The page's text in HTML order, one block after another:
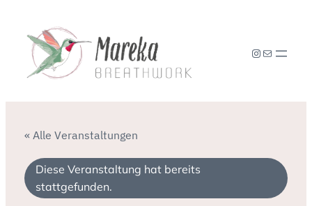
Instagram
E-Mail
« Alle Veranstaltungen
Diese Veranstaltung hat bereits
stattgefunden.